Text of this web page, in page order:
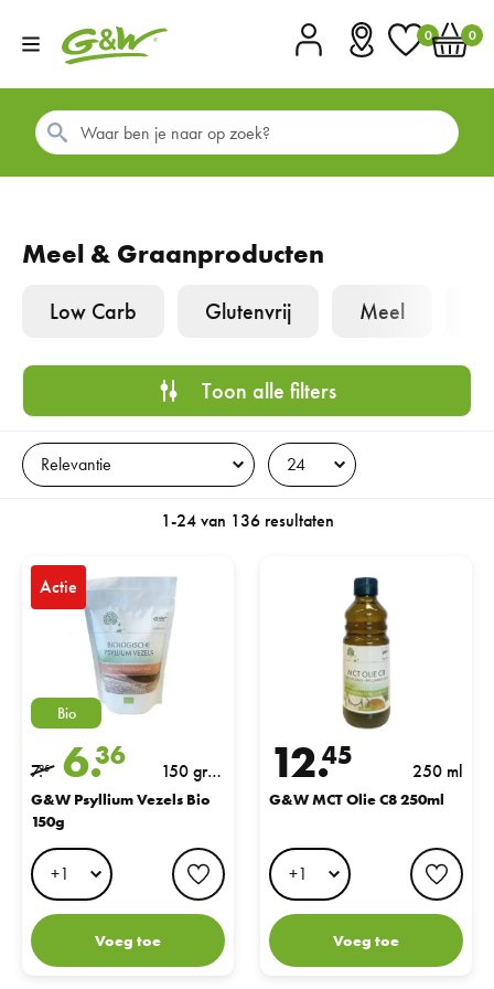
0 0
Meel & Graanproducten
Low Carb Glutenvrij Meel
Toon alle filters
1-24 van 136 resultaten
G&W Psyllium Vezels Bio 150g
Actie
Bio
7.
95 6.36
150 gra
m
G&W Psyllium Vezels Bio
150g
favorite button
Voeg toe
12.
45 250 ml
G&W MCT Olie C8 250ml
Voeg toe